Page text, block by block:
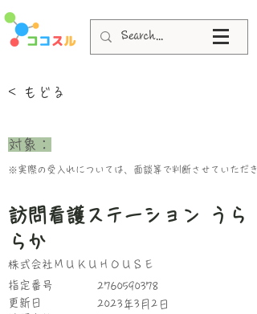
< もどる
​対象：
※実際の受入れについては、面談等で判断させていただき
訪問看護ステーション うら
らか
株式会社ＭＵＫＵＨＯＵＳＥ
指定番号
更新日
2760590378
2023年3月2日